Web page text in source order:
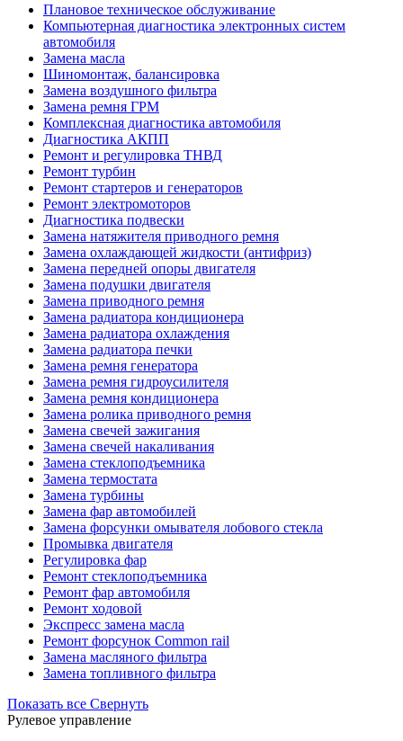
Плановое техническое обслуживание
Компьютерная диагностика электронных систем
автомобиля
Замена масла
Шиномонтаж, балансировка
Замена воздушного фильтра
Замена ремня ГРМ
Комплексная диагностика автомобиля
Диагностика АКПП
Ремонт и регулировка ТНВД
Ремонт турбин
Ремонт стартеров и генераторов
Ремонт электромоторов
Диагностика подвески
Замена натяжителя приводного ремня
Замена охлаждающей жидкости (антифриз)
Замена передней опоры двигателя
Замена подушки двигателя
Замена приводного ремня
Замена радиатора кондиционера
Замена радиатора охлаждения
Замена радиатора печки
Замена ремня генератора
Замена ремня гидроусилителя
Замена ремня кондиционера
Замена ролика приводного ремня
Замена свечей зажигания
Замена свечей накаливания
Замена стеклоподъемника
Замена термостата
Замена турбины
Замена фар автомобилей
Замена форсунки омывателя лобового стекла
Промывка двигателя
Регулировка фар
Ремонт стеклоподъемника
Ремонт фар автомобиля
Ремонт ходовой
Экспресс замена масла
Ремонт форсунок Common rail
Замена масляного фильтра
Замена топливного фильтра
Показать все Свернуть
Рулевое управление